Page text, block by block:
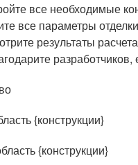
все необходимые
все параметры
результаты
{конструкции}
{конструкции}